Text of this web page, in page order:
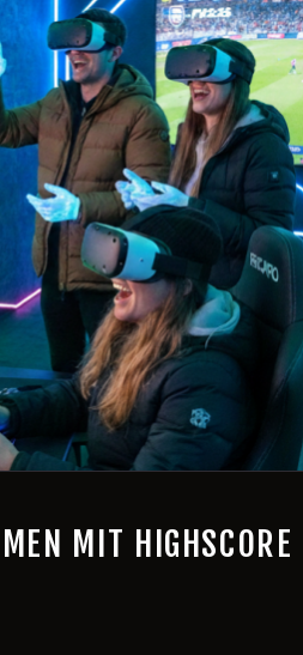
MIT HIGHSCORE